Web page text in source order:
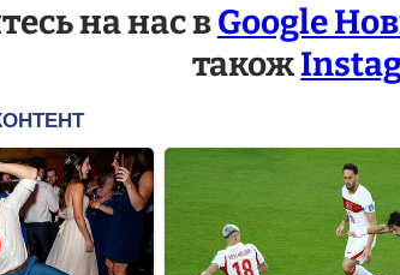
на нас вGoogle
також